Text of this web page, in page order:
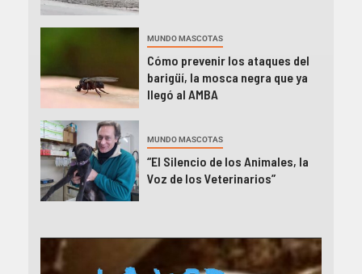
MUNDO MASCOTAS
Cómo prevenir los ataques del
barigüí, la mosca negra que ya
llegó al AMBA
MUNDO MASCOTAS
“El Silencio de los Animales, la
Voz de los Veterinarios”